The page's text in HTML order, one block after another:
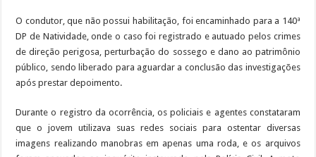
O condutor, que não possui habilitação, foi encaminhado para a 140ª
DP de Natividade, onde o caso foi registrado e autuado pelos crimes
de direção perigosa, perturbação do sossego e dano ao patrimônio
público, sendo liberado para aguardar a conclusão das investigações
após prestar depoimento.
Durante o registro da ocorrência, os policiais e agentes constataram
que o jovem utilizava suas redes sociais para ostentar diversas
imagens realizando manobras em apenas uma roda, e os arquivos